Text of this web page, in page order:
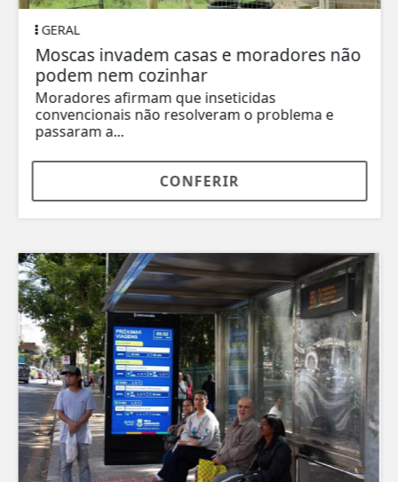
GERAL
Moscas invadem casas e moradores não
podem nem cozinhar
Moradores afirmam que inseticidas
convencionais não resolveram o problema e
passaram a...
CONFERIR